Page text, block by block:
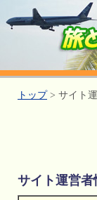
トップ> サイト
サイト運営者